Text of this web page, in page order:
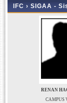
IFC › SIGAA -
RENAN
CAMPUS